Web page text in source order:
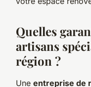
Quelles
artisans
région ?
Une entreprise de